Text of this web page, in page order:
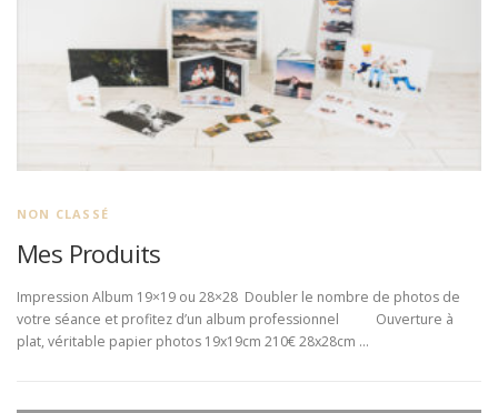
NON CLASSÉ
Mes Produits
Impression Album 19×19 ou 28×28 Doubler le nombre de photos de
votre séance et profitez d’un album professionnel Ouverture à
plat, véritable papier photos 19x19cm 210€ 28x28cm …